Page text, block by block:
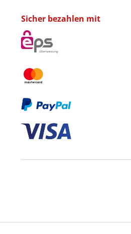
NEFF
NOVAMATIC
ONYX
PITSOS
PREMIERE
PRIVILEG
REX
Sicher bezahlen mit